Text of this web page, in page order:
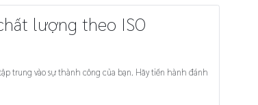
lượng theo ISO
thành công của bạn. Hãy tiến hành đánh